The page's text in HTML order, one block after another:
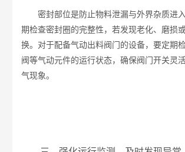
密封部位是防止物料泄漏与外界杂质进
期检查密封圈的完整性，若发现老化、磨损
换。对于配备气动出料阀门的设备，要定期
阀等气动元件的运行状态，确保阀门开关灵
气现象。